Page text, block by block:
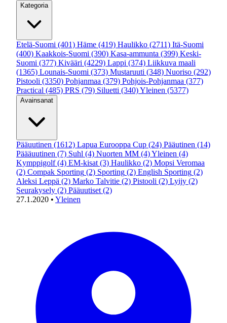
Kategoria
Etelä-Suomi (401) Häme (419) Haulikko (2711) Itä-Suomi
(400) Kaakkois-Suomi (390) Kasa-ammunta (399) Keski-
Suomi (377) Kivääri (4229) Lappi (374) Liikkuva maali
(1365) Lounais-Suomi (373) Mustaruuti (348) Nuoriso (292)
Pistooli (3350) Pohjanmaa (379) Pohjois-Pohjanmaa (377)
Practical (485) PRS (79) Siluetti (340)Yleinen (5377)
Avainsanat
Pääuutinen (1612) Lapua Eurooppa Cup (24) Pääutinen (14)
Päääuutinen (7) Suhl (4) Nuorten MM (4)Yleinen (4)
Kymppigolf (4) EM-kisat (3) Haulikko (2) Mopsi Veromaa
(2) Compak Sporting (2) Sporting (2) English Sporting (2)
Aleksi Leppä (2) Marko Talvitie (2) Pistooli (2) Lyijy (2)
Seurakysely (2) Pääuutiset (2)
27.1.2020 • Yleinen